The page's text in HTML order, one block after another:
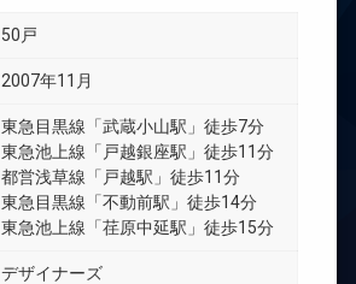
50戸
2007年11月
東急目黒線「武蔵小山駅」徒歩7分
東急池上線「戸越銀座駅」徒歩11分
都営浅草線「戸越駅」徒歩11分
東急目黒線「不動前駅」徒歩14分
東急池上線「荏原中延駅」徒歩15分
デザイナーズ